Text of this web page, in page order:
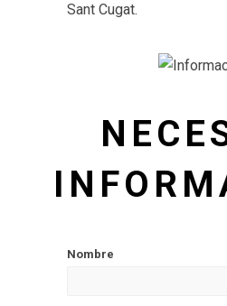
Sant Cugat.
Nombre